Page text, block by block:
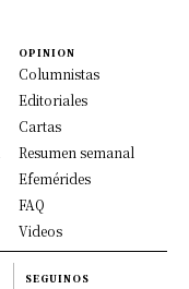
OPINION
Columnistas
Editoriales
Cartas
Resumen semanal
Efemérides
FAQ
Videos
SEGUINOS